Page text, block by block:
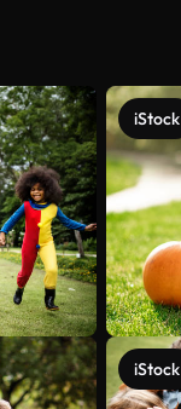
iStock
iStock